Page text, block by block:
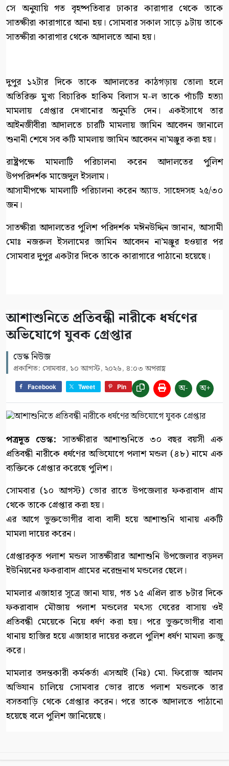
সে অনুযায়ি গত বৃহষ্পতিবার ঢাকার কারাগার থেকে তাকে
সাতক্ষীরা কারাগারে আনা হয়। সোমবার সকাল সাড়ে ৯টায় তাকে
সাতক্ষীরা কারাগার থেকে আদালতে আনা হয়।
দুপুর ১২টার দিকে তাকে আদালতের কাঠগড়ায় তোলা হলে
অতিরিক্ত মুখ্য বিচারিক হাকিম বিলাস ম-ল তাকে পাঁচটি হত্যা
মামলায় গ্রেপ্তার দেখানোর অনুমতি দেন। একইসাথে তার
আইনজীবীরা আদালতে চারটি মামলায় জামিন আবেদন জানালে
শুনানী শেষে সব কটি মামলায় জামিন আবেদন না’মঞ্জুর করা হয়।
রাষ্ট্রপক্ষে মামলাটি পরিচালনা করেন আদালতের পুলিশ
উপপরিদর্শক মাজেদুল ইসলাম।
আসামীপক্ষে মামলাটি পরিচালনা করেন অ্যাড. সাহেদসহ ২৫/৩০
জন।
সাতক্ষীরা আদালতের পুলিশ পরিদর্শক মঈনউদ্দিন জানান, আসামী
মোঃ নজরুল ইসলামের জামিন আবেদন না’মঞ্জুর হওয়ার পর
সোমবার দুপুর একটার দিকে তাকে কারাগারে পাঠানো হয়েছে।
আশাশুনিতে প্রতিবন্ধী নারীকে ধর্ষণের
অভিযোগে যুবক গ্রেপ্তার
ডেস্ক নিউজ
প্রকাশিত: সোমবার, ১০ আগস্ট, ২০২৬, ৪:০৩ অপরাহ্ণ
Facebook Tweet Pin অ- অ+
পত্রদূত ডেস্ক: সাতক্ষীরার আশাশুনিতে ৩০ বছর বয়সী এক
প্রতিবন্ধী নারীকে ধর্ষণের অভিযোগে পলাশ মন্ডল (৪৮) নামে এক
ব্যক্তিকে গ্রেপ্তার করেছে পুলিশ।
সোমবার (১০ আগস্ট) ভোর রাতে উপজেলার ফকরাবাদ গ্রাম
থেকে তাকে গ্রেপ্তার করা হয়।
এর আগে ভুক্তভোগীর বাবা বাদী হয়ে আশাশুনি থানায় একটি
মামলা দায়ের করেন।
গ্রেপ্তারকৃত পলাশ মন্ডল সাতক্ষীরার আশাশুনি উপজেলার বড়দল
ইউনিয়নের ফকরাবাদ গ্রামের নরেন্দ্রনাথ মন্ডলের ছেলে।
মামলার এজাহার সূত্রে জানা যায়, গত ১৫ এপ্রিল রাত ৮টার দিকে
ফকরাবাদ মৌজায় পলাশ মন্ডলের মৎস্য ঘেরের বাসায় ওই
প্রতিবন্ধী মেয়েকে নিয়ে ধর্ষণ করা হয়। পরে ভুক্তভোগীর বাবা
থানায় হাজির হয়ে এজাহার দায়ের করলে পুলিশ ধর্ষণ মামলা রুজু
করে।
মামলার তদন্তকারী কর্মকর্তা এসআই (নিঃ) মো. ফিরোজ আলম
অভিযান চালিয়ে সোমবার ভোর রাতে পলাশ মন্ডলকে তার
বসতবাড়ি থেকে গ্রেপ্তার করেন। পরে তাকে আদালতে পাঠানো
হয়েছে বলে পুলিশ জানিয়েছে।